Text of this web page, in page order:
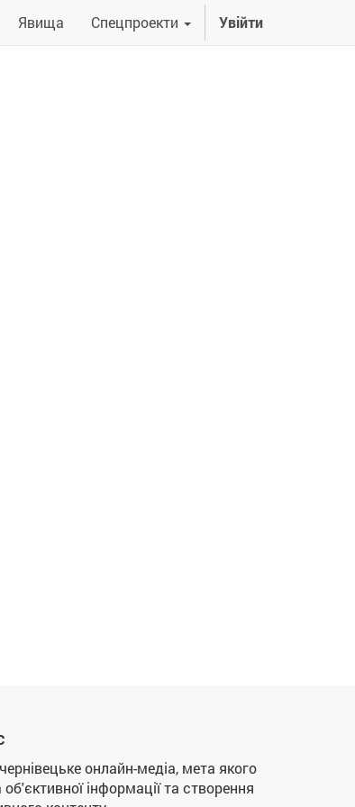
Явища Спецпроекти Увійти
онлайн-медіа, мета якого
інформації та створення